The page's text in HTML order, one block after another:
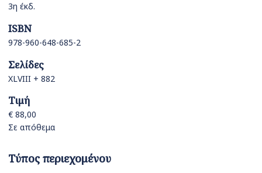
3η έκδ.
ISBN
978-960-648-685-2
Σελίδες
XLVIII + 882
Τιμή
€ 88,00
Σε απόθεμα
Τύπος περιεχομένου